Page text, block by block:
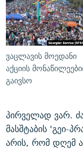
ვაცლავის მოედანი
აქციის
გაივსო
პირველად ვარ.
მასშტაბის 'გეი-
არის, რომ დღემ